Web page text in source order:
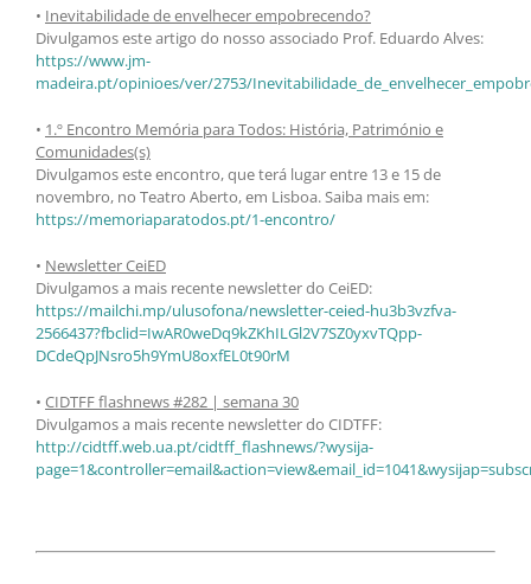
• Inevitabilidade de envelhecer empobrecendo?
Divulgamos este artigo do nosso associado Prof. Eduardo Alves:
https://www.jm-
madeira.pt/opinioes/ver/2753/
• 1.º Encontro Memória para Todos: História, Património e
Comunidades(s)
Divulgamos este encontro, que terá lugar entre 13 e 15 de
novembro, no Teatro Aberto, em Lisboa. Saiba mais em:
https://memoriaparatodos.pt/1-encontro/
• Newsletter CeiED
Divulgamos a mais recente newsletter do CeiED:
https://mailchi.mp/ulusofona/newsletter-ceied-hu3b3vzfva-
2566437?fbclid=IwAR0weDq9kZKhILGl2V7SZ0yxvTQpp-
DCdeQpJNsro5h9YmU8oxfEL0t90rM
• CIDTFF flashnews #282 | semana 30
Divulgamos a mais recente newsletter do CIDTFF:
http://cidtff.web.ua.pt/cidtff_flashnews/?wysija-